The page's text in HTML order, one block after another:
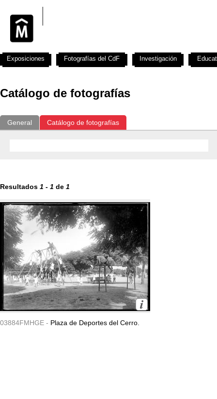
Catálogo de fotografías
General Catálogo de fotografías
Resultados 1 - 1 de 1
03884FMHGE - Plaza de Deportes del Cerro.
Exposiciones Fotografías del CdF Investigación